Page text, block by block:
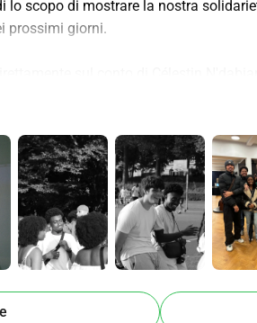
lo scopo di mostrare la nostra
prossimi giorni.